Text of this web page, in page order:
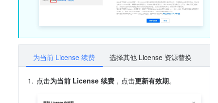
为当前 License 续费 选择其他 License 资源替换
1. 点击为当前 License 续费 ，点击更新有效期。